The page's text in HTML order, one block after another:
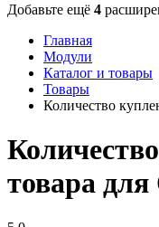
Добавьте ещё 4
Главная
Модули
Каталог и товары
Товары
Количество
товара